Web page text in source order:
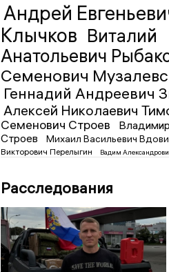
Андрей
Клычков Виталий
Анатольевич
Семенович
Геннадий Андреевич
Алексей Николаевич
Семенович Строев
Строев
Михаил Васильевич
Викторович Перелыгин
Вадим
Расследования